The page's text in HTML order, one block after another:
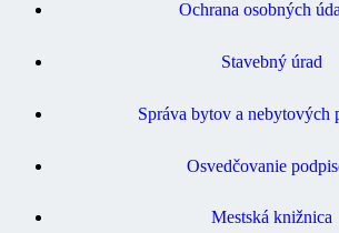
Ochrana osobných
Stavebný úrad
Správa bytov a nebytových
Osvedčovanie
Mestská knižnica